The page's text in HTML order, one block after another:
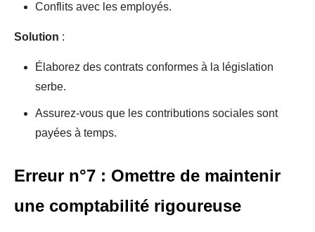
Conflits avec les employés.
Solution :
Élaborez des contrats conformes à la législation
serbe.
Assurez-vous que les contributions sociales sont
payées à temps.
Erreur n°7 : Omettre de maintenir
une comptabilité rigoureuse